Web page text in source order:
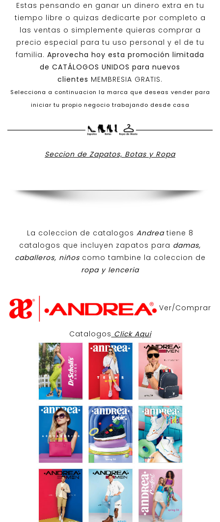
Estas pensando en ganar un dinero extra en tu
tiempo libre o quizas dedicarte por completo a
las ventas o simplemente quieras comprar a
precio especial para tu uso personal y el de tu
familia. Aprovecha hoy esta promoción limitada
de CATÁLOGOS UNIDOS para nuevos
clientes MEMBRESIA GRATIS.
Selecciona a continuacion la marca que deseas vender para
iniciar tu propio negocio trabajando desde casa
Seccion de Zapatos, Botas y Ropa
La coleccion de catalogos Andreatiene 8
catalogos que incluyen zapatos para damas,
caballeros, niños como tambine la coleccion de
ropa y lenceria
Ver/Comprar
Catalogos Click Aqui